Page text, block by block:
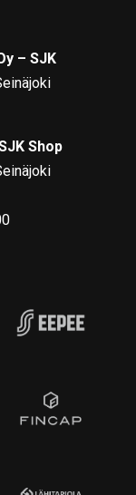
– SJK
Shop